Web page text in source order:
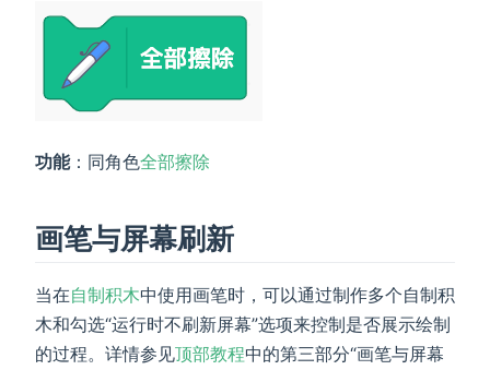
功能：同角色全部擦除
画笔与屏幕刷新
当在自制积木中使用画笔时，可以通过制作多个自制积
木和勾选“运行时不刷新屏幕”选项来控制是否展示绘制
的过程。详情参见顶部教程中的第三部分“画笔与屏幕